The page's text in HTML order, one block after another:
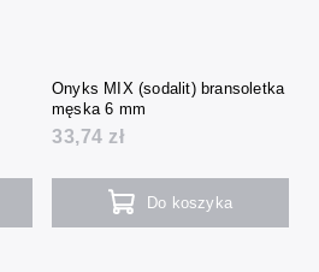
Onyks MIX (sodalit) bransoletka
męska 6 mm
33,74 zł
Do koszyka